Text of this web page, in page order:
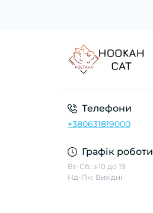
Телефони
+380631819000
Графік роботи
Вт-Сб: з 10 до 19
Нд-Пн: Вихідні